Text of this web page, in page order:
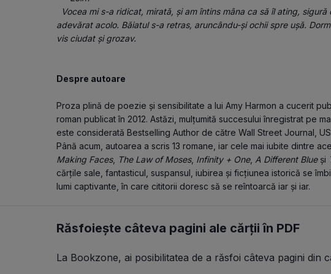
adevărat acolo. Băiatul s-a retras, aruncându-și ochii spre ușă.
vis ciudat și grozav.
Despre autoare
Proza plină de poezie și sensibilitate a lui Amy Harmon a cucerit
roman publicat în 2012. Astăzi, mulțumită succesului înregistrat pe
este considerată Bestselling Author de către Wall Street Journal,
Până acum, autoarea a scris 13 romane, iar cele mai iubite dintre
Making Faces, The Law of Moses, Infinity + One, A Different Blue și
cărțile sale, fantasticul, suspansul, iubirea și ficțiunea istorică se
lumi captivante, în care cititorii doresc să se reîntoarcă iar și iar.
Răsfoiește câteva pagini ale cărții în PDF
La Bookzone, ai posibilitatea de a răsfoi câteva pagini din